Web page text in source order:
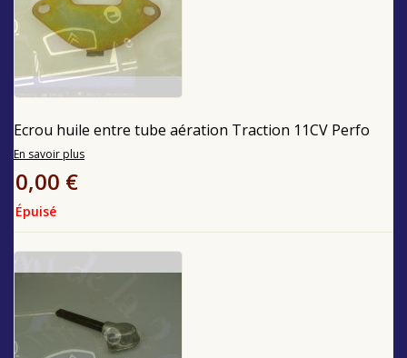
Ecrou huile entre tube aération Traction 11CV Perfo
En savoir plus
0,00 €
Épuisé